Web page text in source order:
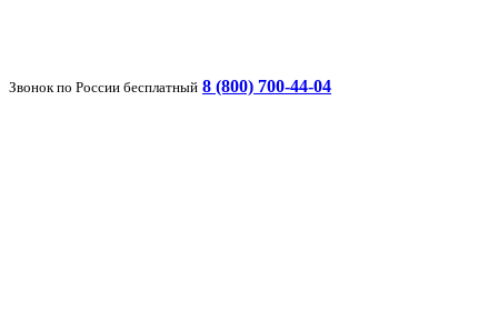
Звонок по России бесплатный 8 (800) 700-44-04